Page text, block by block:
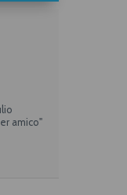
amico"